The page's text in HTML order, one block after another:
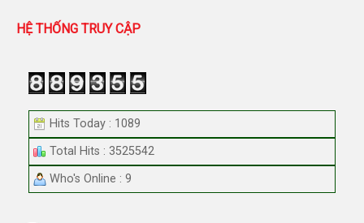
HỆ THỐNG TRUY CẬP
Hits Today : 1089
Total Hits : 3525542
Who's Online : 9